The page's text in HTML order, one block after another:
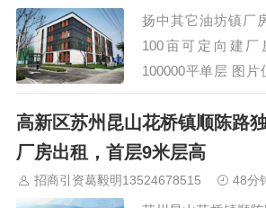
约28000平方米，
厂房及写字楼等多
钢筋混凝土结构，
扬中其它油坊镇厂
100亩可定向建
100000平单层 图片
具体以现场考察为
源详情 供电容量
另有100亩可定向建
高新区苏州昆山花桥镇顺陈路
厂房出租，首层9米层高
招商引资葛毅明13524678515 48分